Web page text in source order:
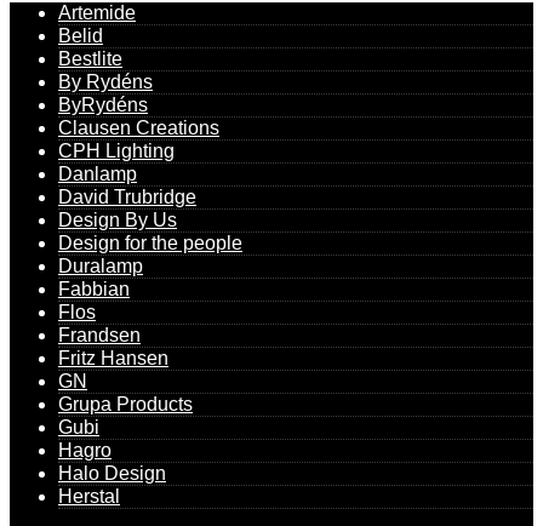
Artemide
Belid
Bestlite
By Rydéns
ByRydéns
Clausen Creations
CPH Lighting
Danlamp
David Trubridge
Design By Us
Design for the people
Duralamp
Fabbian
Flos
Frandsen
Fritz Hansen
GN
Grupa Products
Gubi
Hagro
Halo Design
Herstal